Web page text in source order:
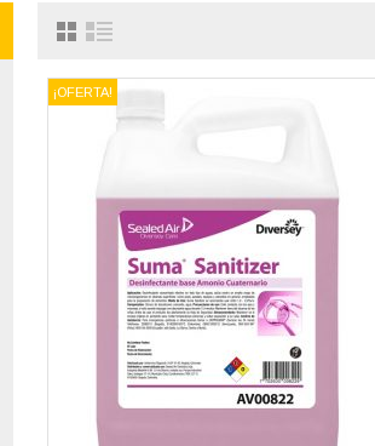
¡OFERTA!